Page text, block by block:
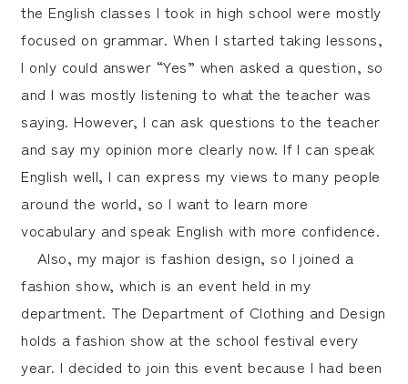
the English classes I took in high school were mostly
focused on grammar. When I started taking lessons,
I only could answer “Yes” when asked a question, so
and I was mostly listening to what the teacher was
saying. However, I can ask questions to the teacher
and say my opinion more clearly now. If I can speak
English well, I can express my views to many people
around the world, so I want to learn more
vocabulary and speak English with more confidence.
Also, my major is fashion design, so I joined a
fashion show, which is an event held in my
department. The Department of Clothing and Design
holds a fashion show at the school festival every
year. I decided to join this event because I had been